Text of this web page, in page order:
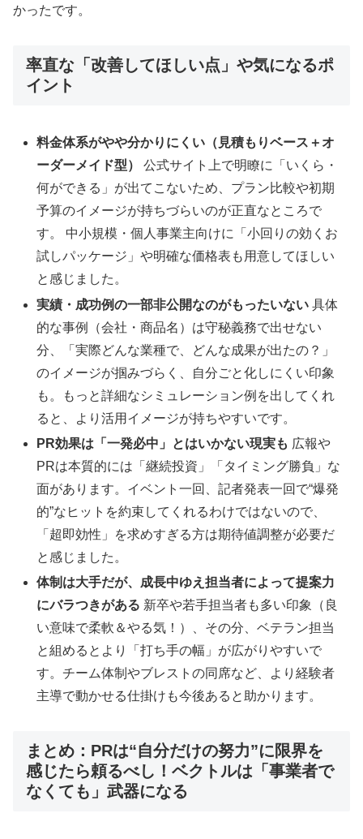
かったです。
率直な「改善してほしい点」や気になるポ
イント
料金体系がやや分かりにくい（見積もりベース＋オ
ーダーメイド型）
公式サイト上で明瞭に「いくら・
何ができる」が出てこないため、プラン比較や初期
予算のイメージが持ちづらいのが正直なところで
す。 中小規模・個人事業主向けに「小回りの効くお
試しパッケージ」や明確な価格表も用意してほしい
と感じました。
実績・成功例の一部非公開なのがもったいない 具体
的な事例（会社・商品名）は守秘義務で出せない
分、「実際どんな業種で、どんな成果が出たの？」
のイメージが掴みづらく、自分ごと化しにくい印象
も。もっと詳細なシミュレーション例を出してくれ
ると、より活用イメージが持ちやすいです。
PR効果は「一発必中」とはいかない現実も 広報や
PRは本質的には「継続投資」「タイミング勝負」な
面があります。イベント一回、記者発表一回で“爆発
的”なヒットを約束してくれるわけではないので、
「超即効性」を求めすぎる方は期待値調整が必要だ
と感じました。
体制は大手だが、成長中ゆえ担当者によって提案力
にバラつきがある 新卒や若手担当者も多い印象（良
い意味で柔軟＆やる気！）、その分、ベテラン担当
と組めるとより「打ち手の幅」が広がりやすいで
す。チーム体制やブレストの同席など、より経験者
主導で動かせる仕掛けも今後あると助かります。
まとめ：PRは“自分だけの努力”に限界を
感じたら頼るべし！ベクトルは「事業者で
なくても」武器になる